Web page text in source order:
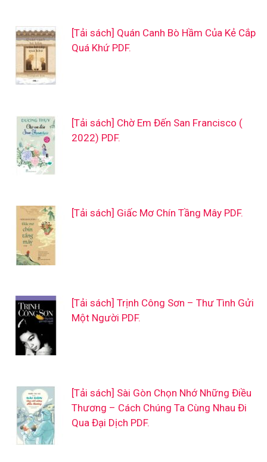
[Tải sách] Quán Canh Bò Hầm Của Kẻ Cắp
Quá Khứ PDF.
[Tải sách] Chờ Em Đến San Francisco (
2022) PDF.
[Tải sách] Giấc Mơ Chín Tầng Mây PDF.
[Tải sách] Trịnh Công Sơn – Thư Tình Gửi
Một Người PDF.
[Tải sách] Sài Gòn Chọn Nhớ Những Điều
Thương – Cách Chúng Ta Cùng Nhau Đi
Qua Đại Dịch PDF.